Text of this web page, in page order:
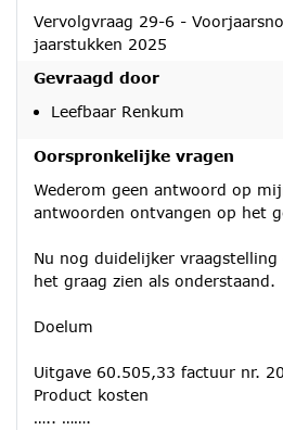
Vervolgvraag 29-6 -
jaarstukken 2025
Gevraagd door
Leefbaar Renkum
Oorspronkelijke vragen
Wederom geen antwoord op
antwoorden ontvangen op het
Nu nog duidelijker vraagstelling
het graag zien als onderstaand.
Doelum
Uitgave 60.505,33 factuur nr.
Product kosten
….. …….